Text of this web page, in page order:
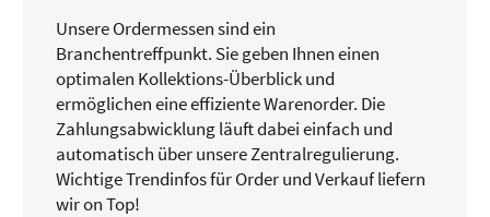
Unsere Ordermessen sind ein
Branchentreffpunkt. Sie geben Ihnen einen
optimalen Kollektions-Überblick und
ermöglichen eine effiziente Warenorder. Die
Zahlungsabwicklung läuft dabei einfach und
automatisch über unsere Zentralregulierung.
Wichtige Trendinfos für Order und Verkauf liefern
wir on Top!